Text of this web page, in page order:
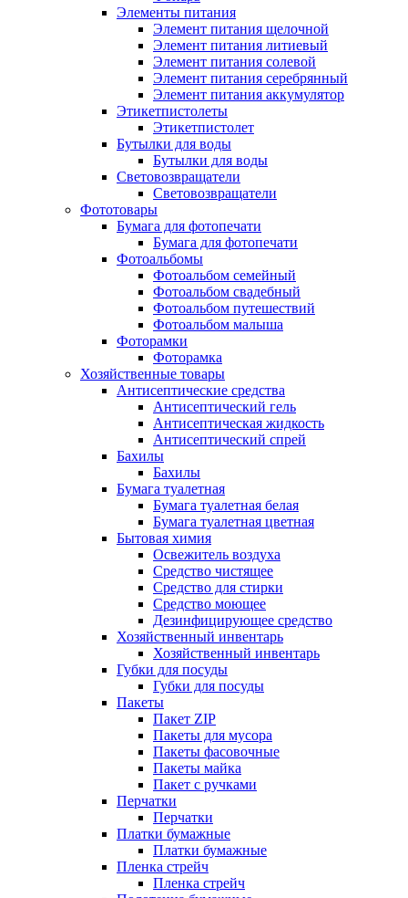
Элементы питания
Элемент питания щелочной
Элемент питания литиевый
Элемент питания солевой
Элемент питания серебрянный
Элемент питания аккумулятор
Этикетпистолеты
Этикетпистолет
Бутылки для воды
Бутылки для воды
Световозвращатели
Световозвращатели
Фототовары
Бумага для фотопечати
Бумага для фотопечати
Фотоальбомы
Фотоальбом семейный
Фотоальбом свадебный
Фотоальбом путешествий
Фотоальбом малыша
Фоторамки
Фоторамка
Хозяйственные товары
Антисептические средства
Антисептический гель
Антисептическая жидкость
Антисептический спрей
Бахилы
Бахилы
Бумага туалетная
Бумага туалетная белая
Бумага туалетная цветная
Бытовая химия
Освежитель воздуха
Средство чистящее
Средство для стирки
Средство моющее
Дезинфицирующее средство
Хозяйственный инвентарь
Хозяйственный инвентарь
Губки для посуды
Губки для посуды
Пакеты
Пакет ZIP
Пакеты для мусора
Пакеты фасовочные
Пакеты майка
Пакет с ручками
Перчатки
Перчатки
Платки бумажные
Платки бумажные
Пленка стрейч
Пленка стрейч